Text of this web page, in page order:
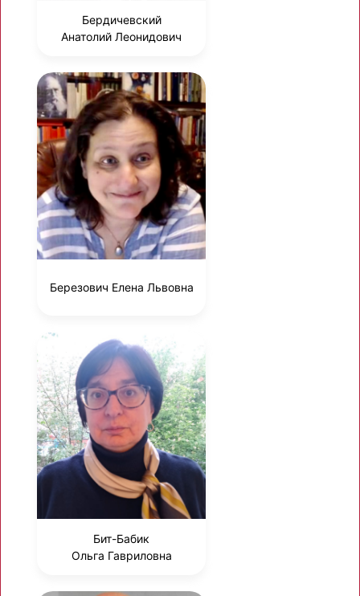
Бердичевский
Анатолий Леонидович
Березович Елена Львовна
Бит-Бабик
Ольга Гавриловна